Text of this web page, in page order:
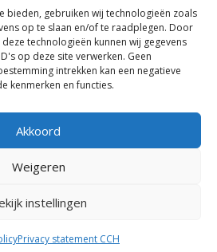
bieden, gebruiken wij technologieën zoals
op te slaan en/of te raadplegen. Door
technologieën kunnen wij gegevens
op deze site verwerken. Geen
intrekken kan een negatieve
kenmerken en functies.
Akkoord
Weigeren
instellingen
Privacy statement CCH
26 oktober 2025]
Chapel Haarlemmermeer |